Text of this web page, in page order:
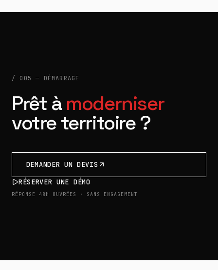
/ 005 — DÉMARRAGE
Prêt à moderniser
votre territoire ?
DEMANDER UN DEVIS
RÉSERVER UNE DÉMO
RÉPONSE 48H OUVRÉES · SANS ENGAGEMENT